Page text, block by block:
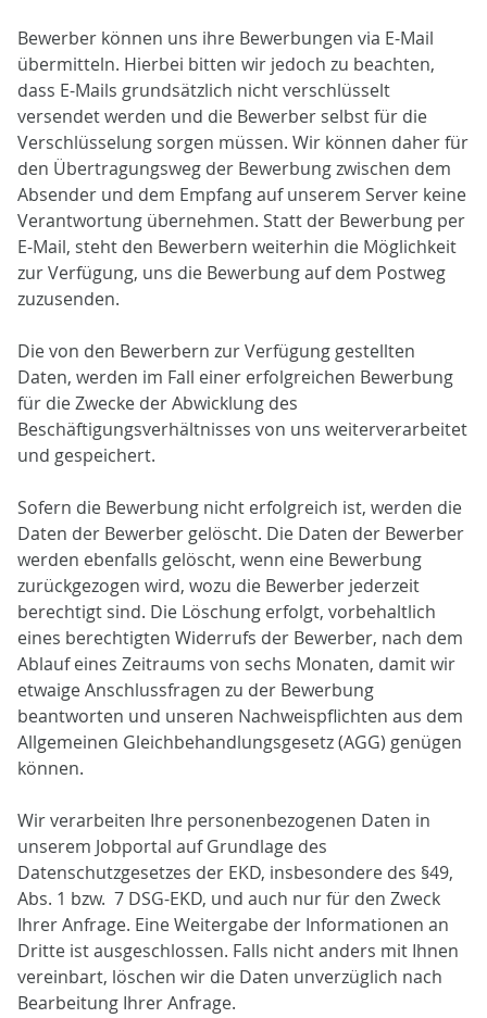
Bewerber können uns ihre Bewerbungen via E-Mail
übermitteln. Hierbei bitten wir jedoch zu beachten,
dass E-Mails grundsätzlich nicht verschlüsselt
versendet werden und die Bewerber selbst für die
Verschlüsselung sorgen müssen. Wir können daher für
den Übertragungsweg der Bewerbung zwischen dem
Absender und dem Empfang auf unserem Server keine
Verantwortung übernehmen. Statt der Bewerbung per
E-Mail, steht den Bewerbern weiterhin die Möglichkeit
zur Verfügung, uns die Bewerbung auf dem Postweg
zuzusenden.
Die von den Bewerbern zur Verfügung gestellten
Daten, werden im Fall einer erfolgreichen Bewerbung
für die Zwecke der Abwicklung des
Beschäftigungsverhältnisses von uns weiterverarbeitet
und gespeichert.
Sofern die Bewerbung nicht erfolgreich ist, werden die
Daten der Bewerber gelöscht. Die Daten der Bewerber
werden ebenfalls gelöscht, wenn eine Bewerbung
zurückgezogen wird, wozu die Bewerber jederzeit
berechtigt sind. Die Löschung erfolgt, vorbehaltlich
eines berechtigten Widerrufs der Bewerber, nach dem
Ablauf eines Zeitraums von sechs Monaten, damit wir
etwaige Anschlussfragen zu der Bewerbung
beantworten und unseren Nachweispflichten aus dem
Allgemeinen Gleichbehandlungsgesetz (AGG) genügen
können.
Wir verarbeiten Ihre personenbezogenen Daten in
unserem Jobportal auf Grundlage des
Datenschutzgesetzes der EKD, insbesondere des §49,
Abs. 1 bzw. 7 DSG-EKD, und auch nur für den Zweck
Ihrer Anfrage. Eine Weitergabe der Informationen an
Dritte ist ausgeschlossen. Falls nicht anders mit Ihnen
vereinbart, löschen wir die Daten unverzüglich nach
Bearbeitung Ihrer Anfrage.